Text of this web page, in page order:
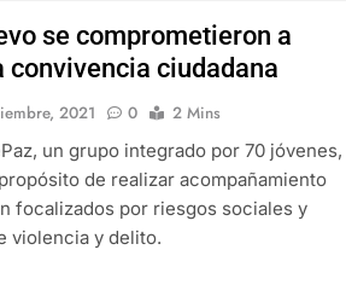
se comprometieron a
convivencia ciudadana
2021 0
2 Mins
un grupo integrado por 70 jóvenes,
de realizar acompañamiento
focalizados por riesgos sociales y
violencia y delito.